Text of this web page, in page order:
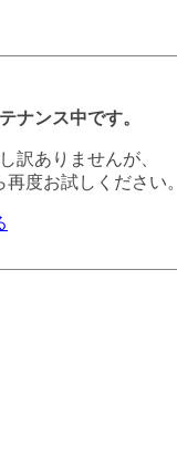
ナンス中です。
訳ありませんが、
度お試しください。